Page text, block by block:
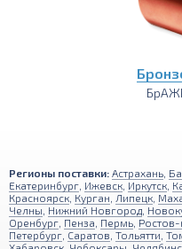
Регионы поставки: Астрахань
Екатеринбург Ижевск Иркутск
Красноярск Курган Липецк
Челны Нижний Новгород
Оренбург Пенза Пермь
Петербург Саратов Тольятти